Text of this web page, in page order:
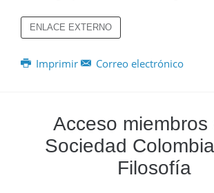
ENLACE EXTERNO
Imprimir Correo electrónico
Acceso miembros
Sociedad
Filosofía